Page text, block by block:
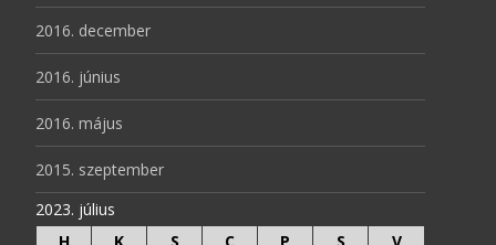
2016. december
2016. június
2016. május
2015. szeptember
2023. július
H
K S C P S
V